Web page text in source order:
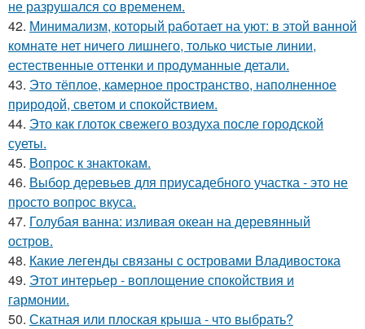
не разрушался со временем.
42. Минимализм, который работает на уют: в этой ванной
комнате нет ничего лишнего, только чистые линии,
естественные оттенки и продуманные детали.
43. Это тёплое, камерное пространство, наполненное
природой, светом и спокойствием.
44. Это как глоток свежего воздуха после городской
суеты.
45. Вопрос к знактокам.
46. Выбор деревьев для приусадебного участка - это не
просто вопрос вкуса.
47. Голубая ванна: изливая океан на деревянный
остров.
48. Какие легенды связаны с островами Владивостока
49. Этот интерьер - воплощение спокойствия и
гармонии.
50. Скатная или плоская крыша - что выбрать?